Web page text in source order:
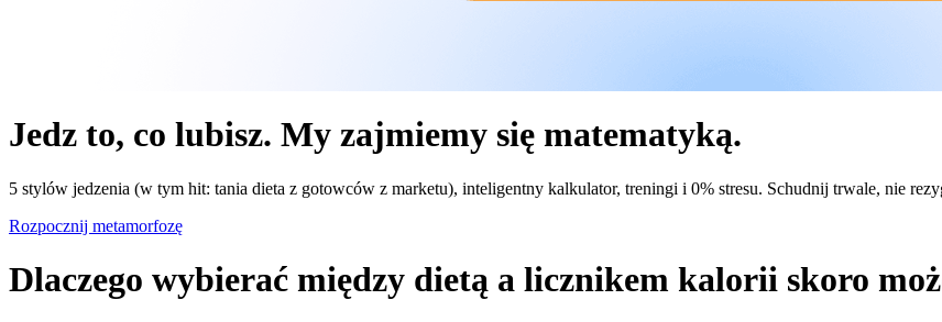
Jedz to, co lubisz. My zajmiemy się matematyką.
5 stylów jedzenia (w tym hit: tania dieta z gotowców z marketu), inteligentny kalkulator, treningi i 0% stresu. Schudnij trwale, nie
Rozpocznij metamorfozę
Dlaczego wybierać między dietą a licznikem kalorii skoro